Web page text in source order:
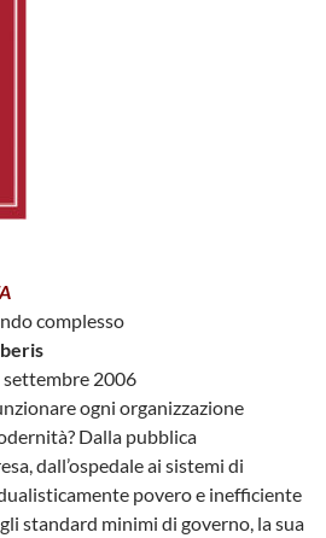
complesso
2006
ogni organizzazione
Dalla pubblica
dall’ospedale ai sistemi di
povero e inefficiente
standard minimi di governo, la sua